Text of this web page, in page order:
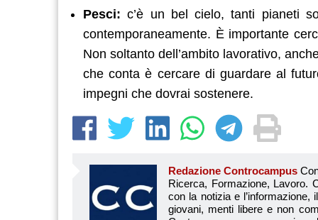
Pesci: c’è un bel cielo, tanti pianeti
contemporaneamente. È importante
Non soltanto dell’ambito lavorativo,
che conta è cercare di guardare al
impegni che dovrai sostenere.
Redazione Controcampus Controcampus è Il magazine più letto dai giovani su: Scuola, Università, Ricerca, Formazione, Lavoro. Controcampus nasce nell’ottobre 2001 con la missione di affiancare con la notizia e l’informazione, il mondo dell’istruzione e dell’università. Il suo cuore pulsante sono i giovani, menti libere e non compromesse da nessun interesse di parte. Il progetto è ambizioso e Controcampus cresce e si evolve arricchendo il proprio staff con nuovi giovani vogliosi di